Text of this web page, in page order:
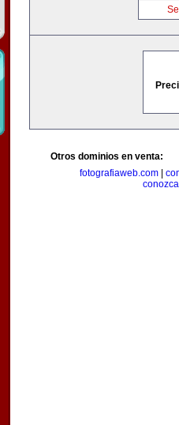
Otros dominios en venta:
fotografiaweb.com|